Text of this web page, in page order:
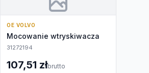
OE VOLVO
Mocowanie wtryskiwacza
31272194
107,51 złbrutto